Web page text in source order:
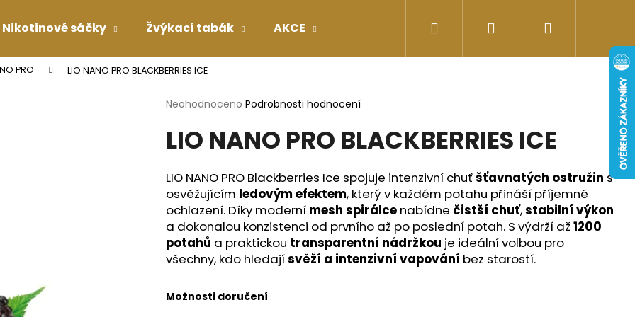
Nikotinové sáčky Žvýkací tabák AKCE Doplňky stravy Energy-kofeinové
Přihlášení
PRO LIO NANO PRO BLACKBERRIES ICE
Průměrné
produktu
je
z
5
hvězdiček.
Neohodnoceno Podrobnosti hodnocení
LIO NANO PRO BLACKBERRIES ICE
LIO NANO PRO Blackberries Ice spojuje intenzivní chuťšťavnatých ostružin s
osvěžujícím ledovým efektem, který v každém potahu přináší příjemné
ochlazení. Díky moderní mesh spirálce nabídne čistší chuť,stabilní výkon
a dokonalou konzistenci od prvního až po poslední potah. S výdrží až 1200
potahů a praktickou transparentní nádržkou je ideální volbou pro
všechny, kdo hledajísvěží a intenzivní vapování bez starostí.
Možnosti doručení
Co potřebujete najít?
HLEDAT